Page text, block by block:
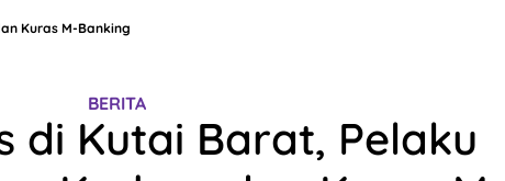
Kuras M-Banking
BERITA
di Kutai Barat, Pelaku